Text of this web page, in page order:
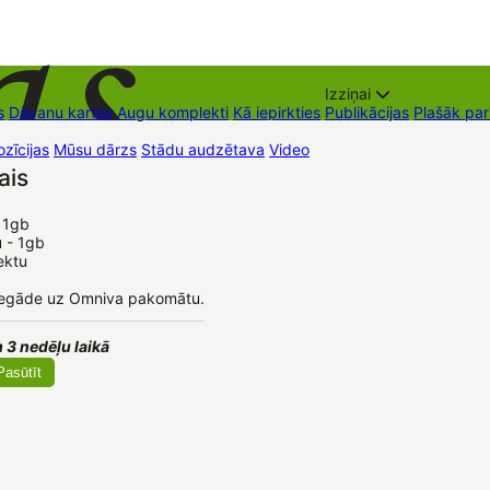
Dāvanu kartes Augu komplekti Kā iepirkties
Izziņai
Publikācijas Plašāk
Mūsu dārzs Stādu audzētava Video
- 1gb
uz Omniva pakomātu.
nedēļu laikā